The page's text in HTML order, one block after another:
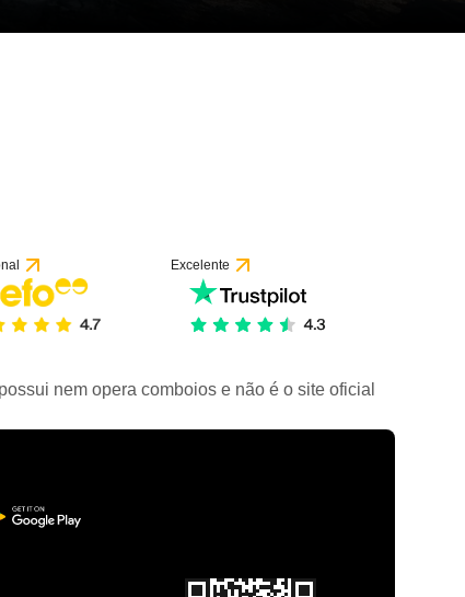
Excelente
nem opera comboios e não é o site oficial